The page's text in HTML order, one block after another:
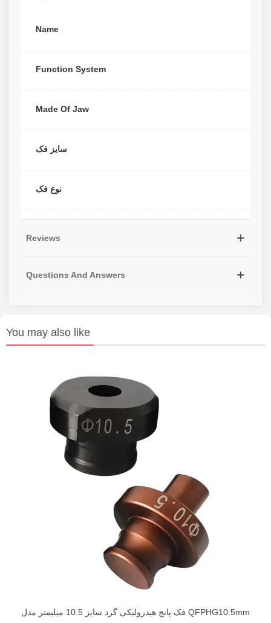
Name
Function System
Made Of Jaw
سایز فک
نوع فک
Reviews
Questions And Answers
You may also like
فک پانچ هیدرولیکی گرد سایز 10.5 میلیمتر مدل QFPHG10.5mm